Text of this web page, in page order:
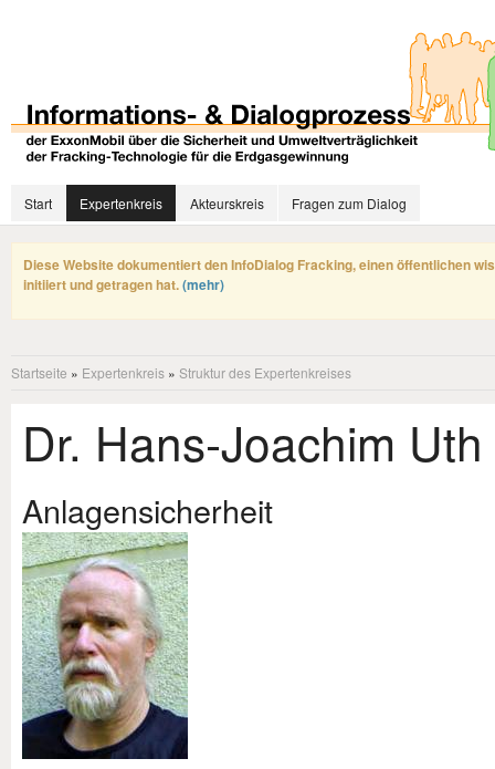
Start Expertenkreis Akteurskreis Fragen zum Dialog
Diese Website dokumentiert den InfoDialog Fracking, einen öffentlichen
initiiert und getragen hat.(mehr)
Startseite » Expertenkreis » Struktur des Expertenkreises
Dr. Hans-Joachim Uth
Anlagensicherheit